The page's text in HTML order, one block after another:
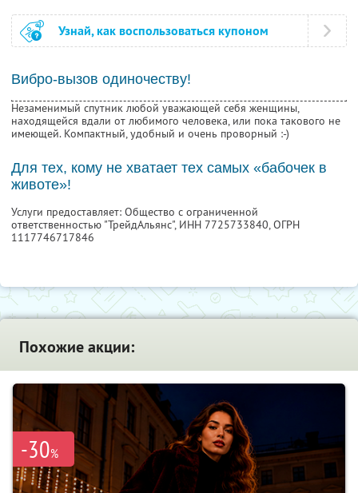
Узнай, как воспользоваться купоном
Вибро-вызов одиночеству!
Незаменимый спутник любой уважающей себя женщины,
находящейся вдали от любимого человека, или пока такового не
имеющей. Компактный, удобный и очень проворный :-)
Для тех, кому не хватает тех самых «бабочек в
животе»!
Услуги предоставляет: Общество с ограниченной
ответственностью "ТрейдАльянс", ИНН 7725733840, ОГРН
1117746717846
Похожие акции:
-30%